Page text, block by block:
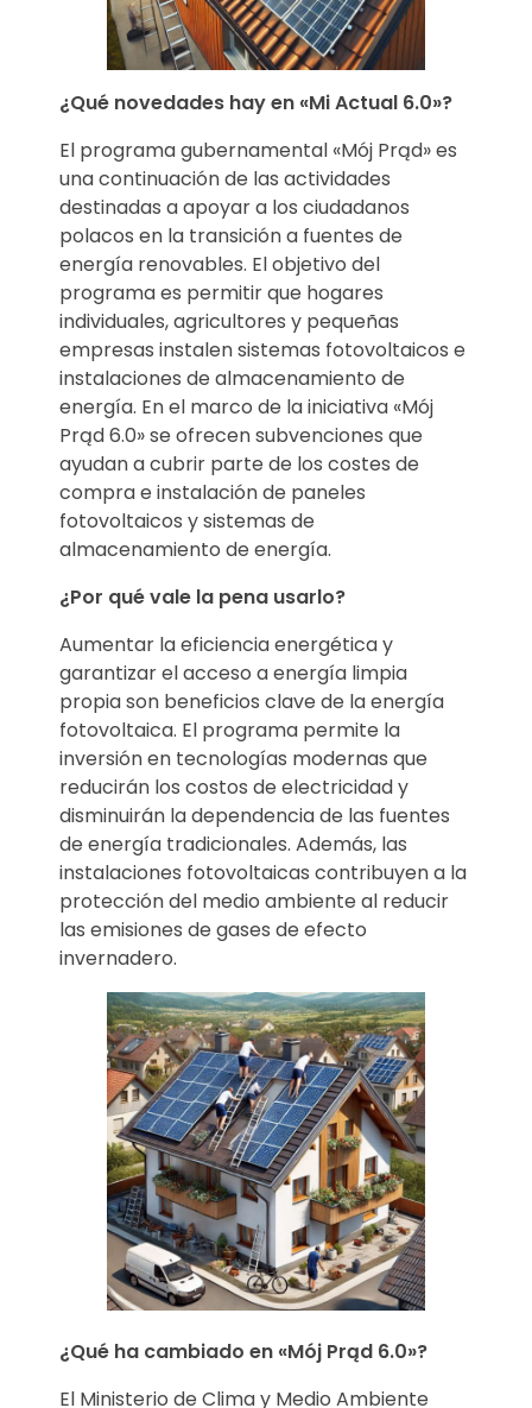
¿Qué novedades hay en «Mi Actual 6.0»?
El programa gubernamental «Mój Prąd» es
una continuación de las actividades
destinadas a apoyar a los ciudadanos
polacos en la transición a fuentes de
energía renovables. El objetivo del
programa es permitir que hogares
individuales, agricultores y pequeñas
empresas instalen sistemas fotovoltaicos e
instalaciones de almacenamiento de
energía. En el marco de la iniciativa «Mój
Prąd 6.0» se ofrecen subvenciones que
ayudan a cubrir parte de los costes de
compra e instalación de paneles
fotovoltaicos y sistemas de
almacenamiento de energía.
¿Por qué vale la pena usarlo?
Aumentar la eficiencia energética y
garantizar el acceso a energía limpia
propia son beneficios clave de la energía
fotovoltaica. El programa permite la
inversión en tecnologías modernas que
reducirán los costos de electricidad y
disminuirán la dependencia de las fuentes
de energía tradicionales. Además, las
instalaciones fotovoltaicas contribuyen a la
protección del medio ambiente al reducir
las emisiones de gases de efecto
invernadero.
¿Qué ha cambiado en «Mój Prąd 6.0»?
El Ministerio de Clima y Medio Ambiente